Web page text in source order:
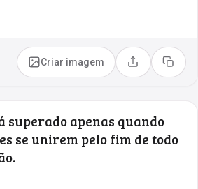
Criar imagem Compartilhar
Copiar
superado apenas quando
se unirem pelo fim de todo